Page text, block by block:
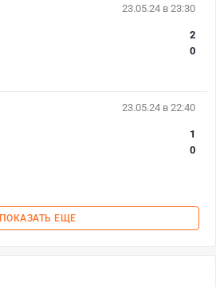
23.05.24 в 23:30
2
0
23.05.24 в 22:40
1
0
ПОКАЗАТЬ ЕЩЕ